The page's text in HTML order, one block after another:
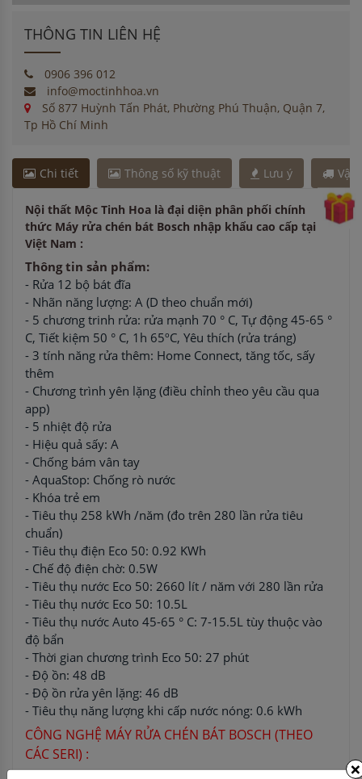
THÔNG TIN LIÊN HỆ
0906 396 012
info@moctinhhoa.vn
Số 877 Huỳnh Tấn Phát, Phường Phú Thuận, Quận 7,
Tp Hồ Chí Minh
Chi tiết Thông số kỹ thuật Lưu ý Vận
Nội thất Mộc Tinh Hoa là đại diện phân phối chính
thức Máy rửa chén bát Bosch nhập khẩu cao cấp tại
Việt Nam :
Thông tin sản phẩm:
- Rửa 12 bộ bát đĩa
- Nhãn năng lượng: A (D theo chuẩn mới)
- 5 chương trinh rửa: rửa mạnh 70 ° C, Tự động 45-65 °
C, Tiết kiệm 50 ° C, 1h 65ºC, Yêu thích (rửa tráng)
- 3 tính năng rửa thêm: Home Connect, tăng tốc, sấy
thêm
- Chương trình yên lặng (điều chỉnh theo yêu cầu qua
app)
- 5 nhiệt độ rửa
- Hiệu quả sấy: A
- Chống bám vân tay
- AquaStop: Chống rò nước
- Khóa trẻ em
- Tiêu thụ 258 kWh /năm (đo trên 280 lần rửa tiêu
chuẩn)
- Tiêu thụ điện Eco 50: 0.92 KWh
- Chế độ điện chờ: 0.5W
- Tiêu thụ nước Eco 50: 2660 lít / năm với 280 lần rửa
- Tiêu thụ nước Eco 50: 10.5L
- Tiêu thụ nước Auto 45-65 ° C: 7-15.5L tùy thuộc vào
độ bẩn
- Thời gian chương trình Eco 50: 27 phút
- Độ ồn: 48 dB
- Độ ồn rửa yên lặng: 46 dB
- Tiêu thụ năng lượng khi cấp nước nóng: 0.6 kWh
CÔNG NGHỆ MÁY RỬA CHÉN BÁT BOSCH (THEO
CÁC SERI) :
×